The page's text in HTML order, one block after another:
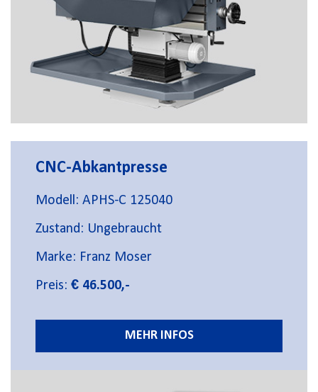
CNC-Abkantpresse
Modell: APHS-C 125040
Zustand: Ungebraucht
Marke: Franz Moser
Preis: € 46.500,-
MEHR INFOS